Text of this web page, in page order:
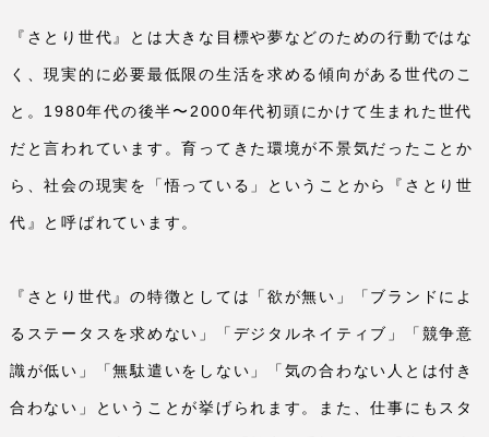
『さとり世代』とは大きな目標や夢などのための行動ではな
く、現実的に必要最低限の生活を求める傾向がある世代のこ
と。 1980年代の後半〜 2000年代初頭にかけて生まれた世代
だと言われています。育ってきた環境が不景気だったことか
ら、社会の現実を「悟っている」ということから『さとり世
代』と呼ばれています。
『さとり世代』の特徴としては「欲が無い」「ブランドによ
るステータスを求めない」「デジタルネイティブ」「競争意
識が低い」「無駄遣いをしない」「気の合わない人とは付き
合わない」ということが挙げられます。また、仕事にもスタ